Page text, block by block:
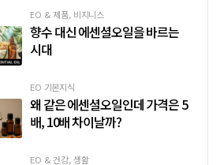
EO & 제품, 비지니스
향수 대신 에센셜오일을 바르는
시대
EO 기본지식
왜 같은 에센셜오일인데 가격은 5
배, 10배 차이날까?
EO & 건강, 생활